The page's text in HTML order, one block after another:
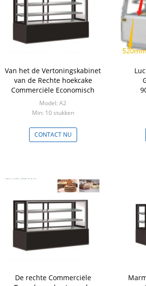
Van het de Vertoningskabinet
van de Rechte hoekcake
Commerciële Economisch
Model: A2
Min: 10 stukken
CONTACT NU
De rechte Commerciële